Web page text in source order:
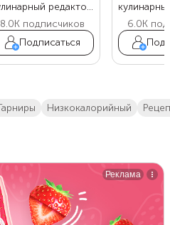
кулинарный редактор Food.ru
8.0K подписчиков
Подписаться
6.0K
гарниры низкокалорийный